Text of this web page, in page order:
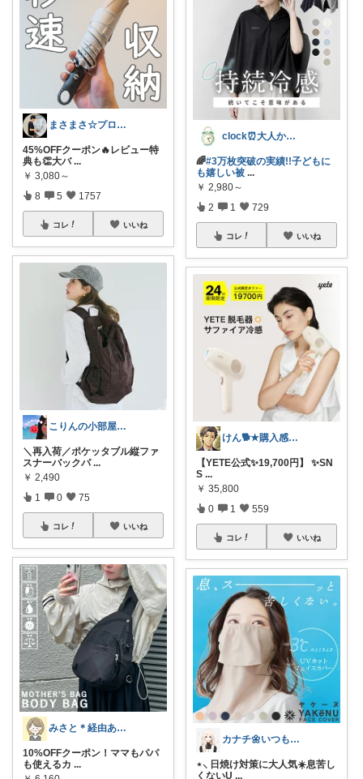
まさまさ☆プロフも見てね✨
45%OFFクーポン🔥レビュー特
典も👏大バ ...
￥ 3,080～
8 5 1757
コレ いいね
こりんの小部屋🍎ひとりっ子ママ｜朝コレ
＼再入荷／ポケッタブル縦ファ
スナーバックパ ...
￥ 2,490
1 0 75
コレ いいね
みさと＊経由ありがとうございます🧡
10%OFFクーポン！ママもパパ
も使えるカ ...
clock⏰大人かわいい
🌈#3万枚突破の実績!!子どもに
も嬉しい被 ...
￥ 2,980～
2 1 729
コレ いいね
けん🐕★購入感謝です★（アイコン変更）
【YETE公式✨19,700円】 ✨SN
S ...
￥ 35,800
0 1 559
コレ いいね
カナチ🌼いつもご覧くださり感謝ꕤ
⋆⸜ 日焼け対策に大人気☀️息苦し
くないU ...